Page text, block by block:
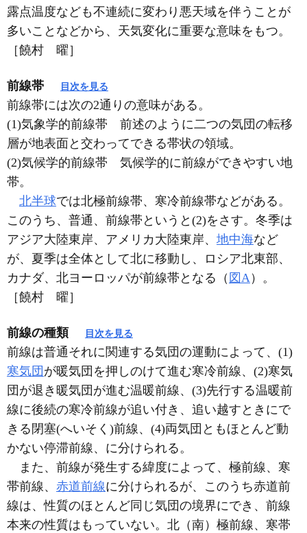
露点温度なども不連続に変わり悪天域を伴うことが
多いことなどから、天気変化に重要な意味をもつ。
［饒村 曜］
前線帯 目次を見る
前線帯には次の2通りの意味がある。
(1)気象学的前線帯 前述のように二つの気団の転移
層が地表面と交わってできる帯状の領域。
(2)気候学的前線帯 気候学的に前線ができやすい地
帯。
北半球では北極前線帯、寒冷前線帯などがある。
このうち、普通、前線帯というと(2)をさす。冬季は
アジア大陸東岸、アメリカ大陸東岸、 地中海など
が、夏季は全体として北に移動し、ロシア北東部、
カナダ、北ヨーロッパが前線帯となる（ 図A）。
［饒村 曜］
前線の種類 目次を見る
前線は普通それに関連する気団の運動によって、(1)
寒気団 が暖気団を押しのけて進む寒冷前線、(2)寒気
団が退き暖気団が進む温暖前線、(3)先行する温暖前
線に後続の寒冷前線が追い付き、追い越すときにで
きる閉塞(へいそく)前線、(4)両気団ともほとんど動
かない停滞前線、に分けられる。
また、前線が発生する緯度によって、極前線、寒
帯前線、 赤道前線に分けられるが、このうち赤道前
線は、性質のほとんど同じ気団の境界にでき、前線
本来の性質はもっていない。北（南）極前線、寒帯